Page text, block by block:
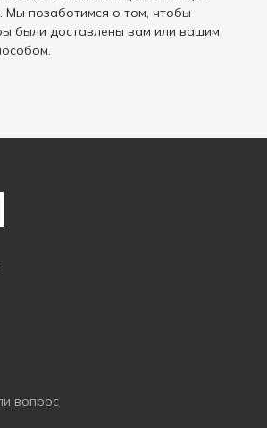
Мы позаботимся о том, чтобы
были доставлены вам или вашим
вопрос